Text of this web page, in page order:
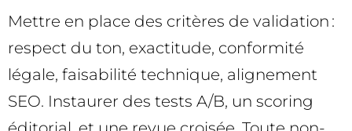
Mettre en place des critères de validation :
respect du ton, exactitude, conformité
légale, faisabilité technique, alignement
SEO. Instaurer des tests A/B, un scoring